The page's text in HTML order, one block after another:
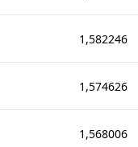
1,582246
1,574626
1,568006